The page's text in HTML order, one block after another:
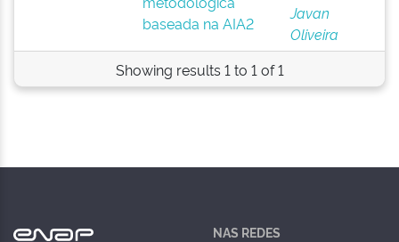
baseada na AIA2
Javan
Oliveira
Showing results 1 to 1 of 1
NAS REDES